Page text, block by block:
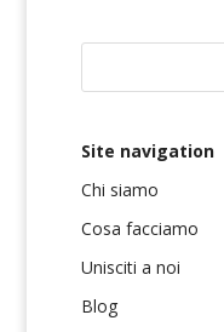
Site navigation
Chi siamo
Cosa facciamo
Unisciti a noi
Blog